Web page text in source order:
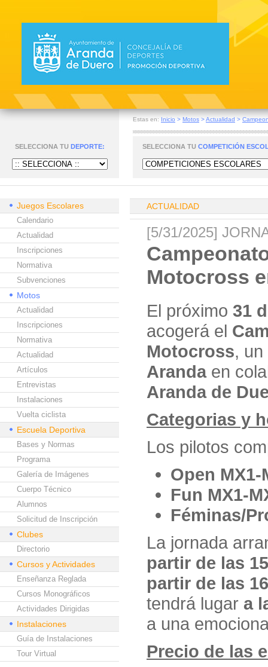
Estas en: Inicio > Motos >Actualidad >
SELECCIONA TU DEPORTE: SELECCIONA TU COMPETICIÓN
Juegos Escolares
Calendario
Actualidad
Inscripciones
Normativa
Subvenciones
Motos
Actualidad
Inscripciones
Normativa
Actualidad
Artículos
Entrevistas
Instalaciones
Vuelta ciclista
Escuela Deportiva
Bases y Normas
Programa
Galería de Imágenes
Cuerpo Técnico
Alumnos
Solicitud de Inscripción
Clubes
Directorio
Cursos y Actividades
Enseñanza Reglada
Cursos Monográficos
Actividades Dirigidas
Instalaciones
Guía de Instalaciones
Tour Virtual
ACTUALIDAD
[5/31/2025]
Motocross
El próximo 31
acogerá el
Motocross,
Arandaen
Aranda de
Categorias y
Los pilotos
Open MX1-
Fun MX1-
Féminas/
La jornada
partir de las
partir de las
tendrá lugar a
a una
Precio de las